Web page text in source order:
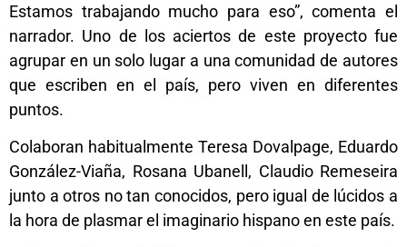
Estamos trabajando mucho para eso”, comenta el
narrador. Uno de los aciertos de este proyecto fue
agrupar en un solo lugar a una comunidad de autores
que escriben en el país, pero viven en diferentes
puntos.
Colaboran habitualmente Teresa Dovalpage, Eduardo
González-Viaña, Rosana Ubanell, Claudio Remeseira
junto a otros no tan conocidos, pero igual de lúcidos a
la hora de plasmar el imaginario hispano en este país.